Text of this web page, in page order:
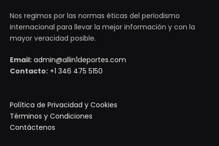
Nos regimos por las normas éticas del periodismo
internacional para llevar la mejor información y con la
mayor veracidad posible.
Email: admin@allin1deportes.com
Contacto: +1 346 475 5150
Política de Privacidad y Cookies
Términos y Condiciones
Contáctenos